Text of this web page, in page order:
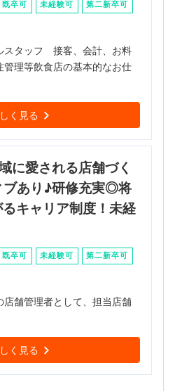
既卒可 未経験可
第二新卒可
スタッフ 接客、会計、お料
理等飲食店の基本的なお仕
く見る
に愛される店舗づく
あり♪研修充実◎将
キャリア制度！未経
既卒可 未経験可
第二新卒可
舗管理者として、担当店舗
く見る